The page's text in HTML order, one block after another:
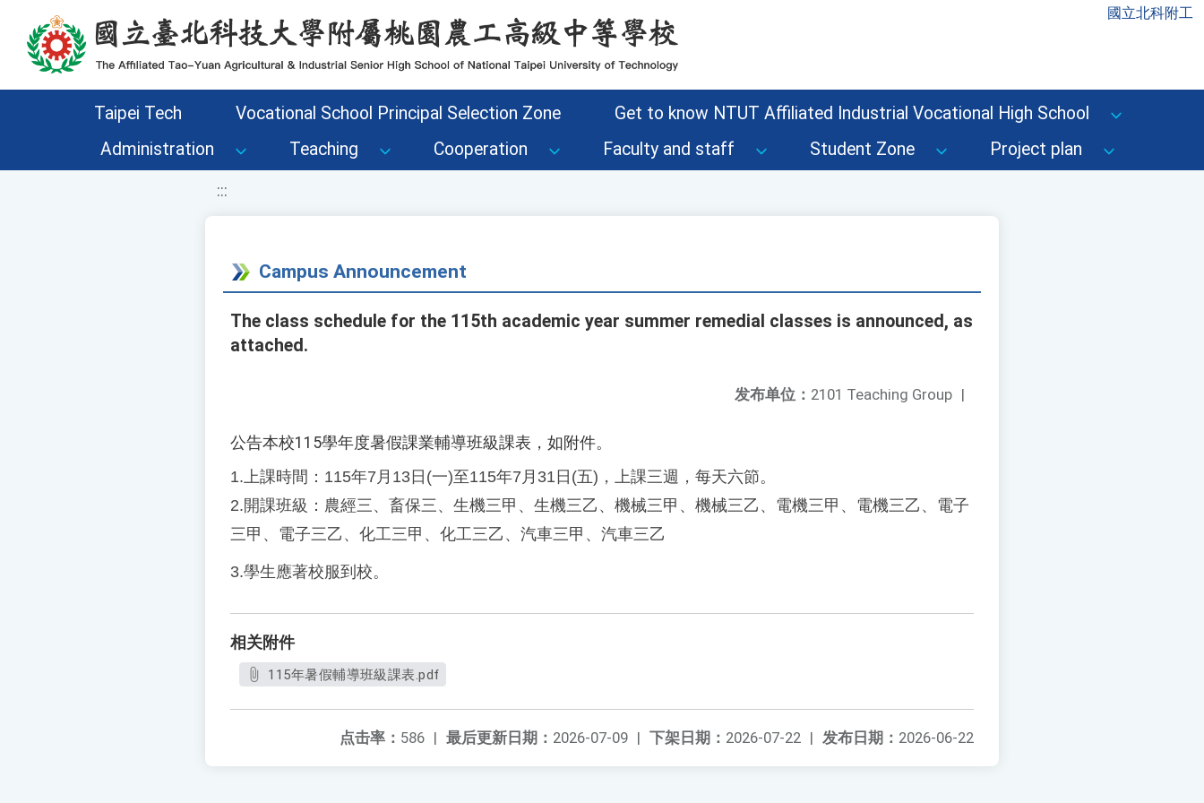
移至網頁之主要內容區位置 國立北科附工
Taipei Tech Vocational School Principal Selection Zone
Get to know NTUT Affiliated Industrial Vocational High School
Administration
Teaching Cooperation Faculty and staff Student Zone Project plan
:::
Campus Announcement
The class schedule for the 115th academic year summer remedial classes is announced, as
attached.
发布单位： 2101 Teaching Group |
公告本校115學年度暑假課業輔導班級課表，如附件。
1.上課時間： 115年7 月13日 (一)至115年7月31日 (五) ，上課三週，每天六節。
2.開課班級：農經三、畜保三、生機三甲、生機三乙、機械三甲、機械三乙、電機三甲、電機三乙、電子
三甲、電子三乙、化工三甲、化工三乙、汽車三甲、汽車三乙
3.學生應著校服到校。
相关附件
115年暑假輔導班級課表.pdf
发布日期： 2026-06-22
下架日期： 2026-07-22 |
最后更新日期： 2026-07-09 |
点击率： 586 |